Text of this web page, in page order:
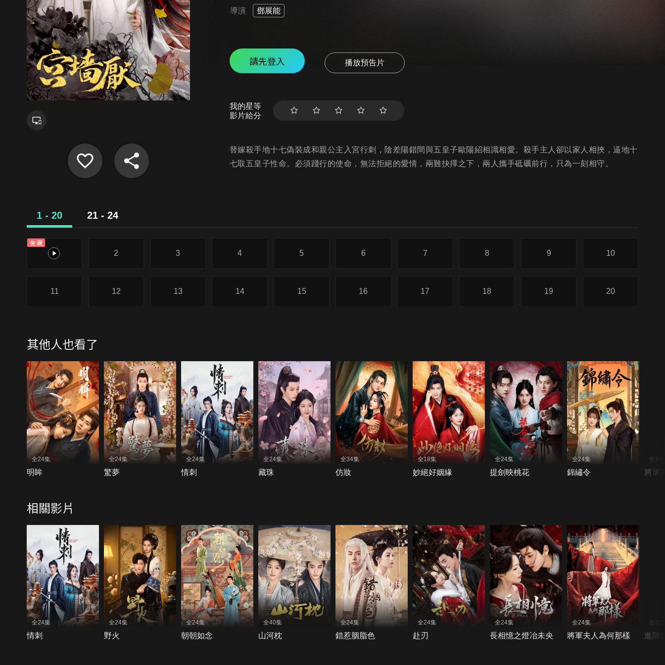
導演 鄧展能
請先登入 播放預告片
我的星等
影片給分
替嫁殺手地十七偽裝成和親公主入宮行刺，陰差陽錯間與五皇子歐陽紹相識相愛。殺手主人卻以家人相挾，逼地十
七取五皇子性命。必須踐行的使命，無法拒絕的愛情，兩難抉擇之下，兩人攜手砥礪前行，只為一刻相守。
1 - 20 21 - 24
免費
1
2 3 4 5 6 7 8 9 10
11 12 13 14 15 16 17 18 19 20
其他人也看了
全24集
明眸
全24集
驚夢
全24集
情刺
全24集
藏珠
全34集
仿妝
全18集
妙絕好姻緣
全24集
提劍映桃花
全24集
錦繡令
全24
將軍
相關影片
全24集
情刺
全24集
野火
全24集
朝朝如念
全40集
山河枕
全24集
錯惹胭脂色
全24集
赴刃
全24集
長相憶之燈冶未央
全24集
將軍夫人為何那樣
全22
進階